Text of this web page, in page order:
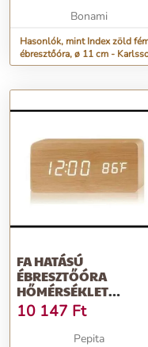
Bonami
Hasonlók, mint Index zöld
ébresztőóra, ø 11 cm -
FA HATÁSÚ
ÉBRESZTŐÓRA
HŐMÉRSÉKLET
KIJELZÉSSEL
10 147 Ft
Pepita